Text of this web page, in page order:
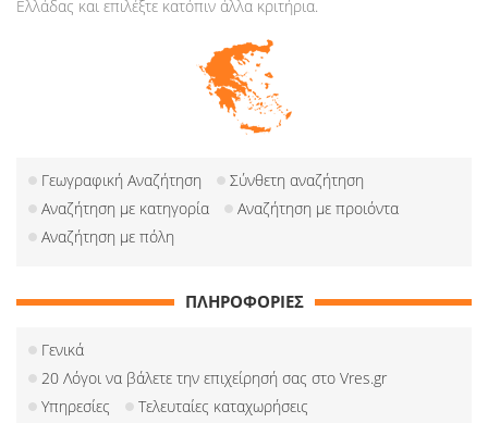
Ελλάδας και επιλέξτε κατόπιν άλλα κριτήρια.
Γεωγραφική Αναζήτηση
Σύνθετη αναζήτηση
Αναζήτηση με κατηγορία
Αναζήτηση με προιόντα
Αναζήτηση με πόλη
ΠΛΗΡΟΦΟΡΙΕΣ
Γενικά
20 Λόγοι να βάλετε την επιχείρησή σας στο Vres.gr
Υπηρεσίες
Τελευταίες καταχωρήσεις